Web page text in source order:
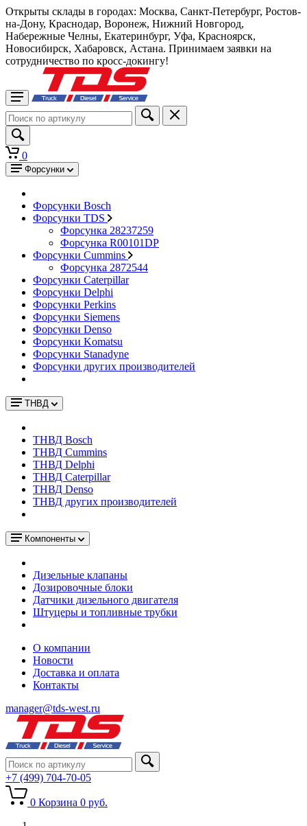
Открыты склады в городах: Москва, Санкт-Петербург, Ростов-
на-Дону, Краснодар, Воронеж, Нижний Новгород,
Набережные Челны, Екатеринбург, Уфа, Красноярск,
Новосибирск, Хабаровск, Астана. Принимаем заявки на
сотрудничество по кросс-докингу!
0
Форсунки
Форсунки Bosch
Форсунки TDS
Форсунка 28237259
Форсунка R00101DP
Форсунки Cummins
Форсунка 2872544
Форсунки Caterpillar
Форсунки Delphi
Форсунки Perkins
Форсунки Siemens
Форсунки Denso
Форсунки Komatsu
Форсунки Stanadyne
Форсунки других производителей
ТНВД
ТНВД Bosch
ТНВД Cummins
ТНВД Delphi
ТНВД Caterpillar
ТНВД Denso
ТНВД других производителей
Компоненты
Дизельные клапаны
Дозировочные блоки
Датчики дизельного двигателя
Штуцеры и топливные трубки
О компании
Новости
Доставка и оплата
Контакты
manager@tds-west.ru
+7 (499) 704-70-05
0 Корзина 0 руб.